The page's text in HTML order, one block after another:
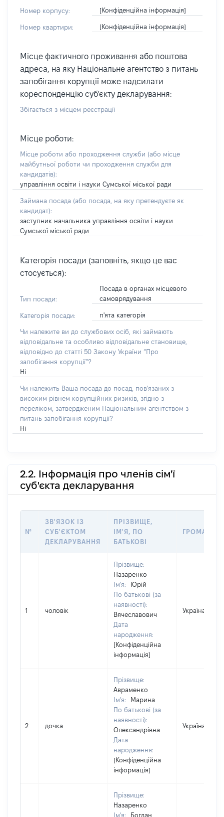
Номер корпусу: [Конфіденційна інформація]
Номер квартири: [Конфіденційна інформація]
Місце фактичного проживання або поштова
адреса, на яку Національне агентство з питань
запобігання корупції може надсилати
кореспонденцію суб'єкту декларування:
Збігається з місцем реєстрації
Місце роботи:
Місце роботи або проходження служби (або місце
майбутньої роботи чи проходження служби для
кандидатів):
управління освіти і науки Сумської міської ради
Займана посада (або посада, на яку претендуєте як
кандидат):
заступник начальника управління освіти і науки
Сумської міської ради
Категорія посади (заповніть, якщо це вас
стосується):
Тип посади:
Посада в органах місцевого
самоврядування
Категорія посади: п'ята категорія
Чи належите ви до службових осіб, які займають
відповідальне та особливо відповідальне становище,
відповідно до статті 50 Закону України “Про
запобігання корупції”?
Ні
Чи належить Ваша посада до посад, пов'язаних з
високим рівнем корупційних ризиків, згідно з
переліком, затвердженим Національним агентством з
питань запобігання корупції?
Ні
2.2. Інформація про членів сім'ї
суб'єкта декларування
№
ЗВ'ЯЗОК ІЗ
СУБ'ЄКТОМ
ДЕКЛАРУВАННЯ
ПРІЗВИЩЕ,
ІМ'Я, ПО
БАТЬКОВІ
1 чоловік
Прізвище:
Назаренко
Ім'я:
Юрій
По батькові (за
наявності):
Вячеславович
Дата
народження:
[Конфіденційна
інформація]
Україна
2 дочка
Прізвище:
Авраменко
Ім'я:
Марина
По батькові (за
наявності):
Олександрівна
Дата
народження:
[Конфіденційна
інформація]
Україна
Прізвище:
Назаренко
Ім'я:
Богдан